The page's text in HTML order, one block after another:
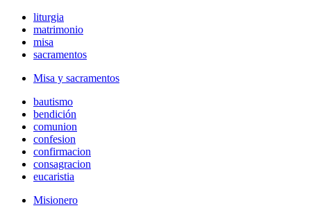
liturgia
matrimonio
misa
sacramentos
Misa y sacramentos
bautismo
bendición
comunion
confesion
confirmacion
consagracion
eucaristia
Misionero